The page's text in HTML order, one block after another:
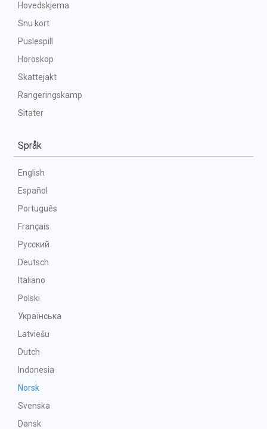
Hovedskjema
Snu kort
Puslespill
Horoskop
Skattejakt
Rangeringskamp
Sitater
Språk
English
Español
Português
Français
Русский
Deutsch
Italiano
Polski
Українська
Latviešu
Dutch
Indonesia
Norsk
Svenska
Dansk